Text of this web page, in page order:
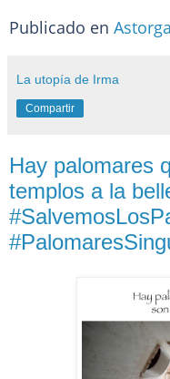
Publicado en
La utopía de Irma
Compartir
Hay palomares
templos a la